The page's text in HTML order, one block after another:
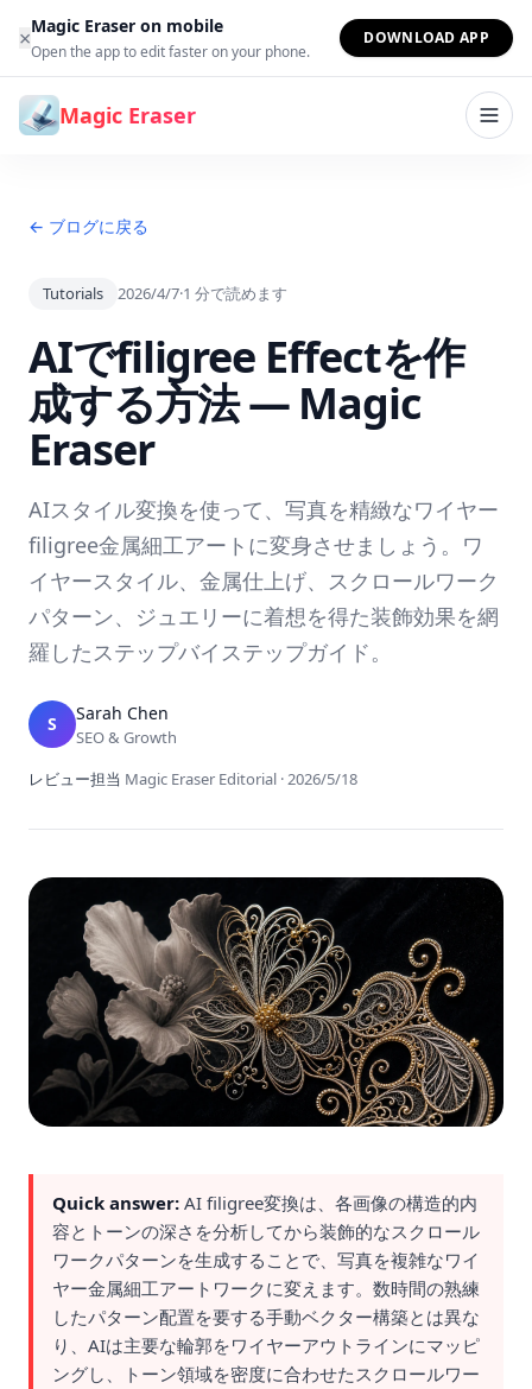
コンテンツへスキップ
×Magic Eraser on mobile
Open the app to edit faster on your phone.
DOWNLOAD APP
Magic Eraser
← ブログに戻る
Tutorials 2026/4/7·1 分で読めます
AIでfiligree Effectを作
成する方法 — Magic
Eraser
AIスタイル変換を使って、写真を精緻なワイヤー
filigree金属細工アートに変身させましょう。ワ
イヤースタイル、金属仕上げ、スクロールワーク
パターン、ジュエリーに着想を得た装飾効果を網
羅したステップバイステップガイド。
S Sarah Chen
SEO & Growth
レビュー担当 Magic Eraser Editorial ·2026/5/18
Quick answer: AI filigree変換は、各画像の構造的内
容とトーンの深さを分析してから装飾的なスクロール
ワークパターンを生成することで、写真を複雑なワイ
ヤー金属細工アートワークに変えます。数時間の熟練
したパターン配置を要する手動ベクター構築とは異な
り、AIは主要な輪郭をワイヤーアウトラインにマッピ
ングし、トーン領域を密度に合わせたスクロールワー